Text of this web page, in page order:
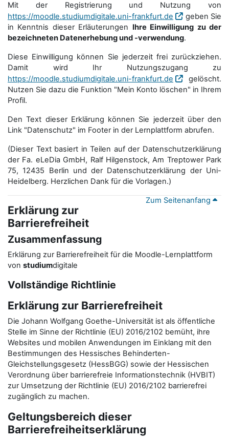
Mit der Registrierung und Nutzung von
https://moodle.studiumdigitale.uni-frankfurt.de
geben Sie
in Kenntnis dieser Erläuterungen Ihre Einwilligung zu der
bezeichneten Datenerhebung und -verwendung.
Diese Einwilligung können Sie jederzeit frei zurückziehen.
Damit wird Ihr Nutzungszugang zu
https://moodle.studiumdigitale.uni-frankfurt.de
gelöscht.
Nutzen Sie dazu die Funktion "Mein Konto löschen" in Ihrem
Profil.
Den Text dieser Erklärung können Sie jederzeit über den
Link "Datenschutz" im Footer in der Lernplattform abrufen.
(Dieser Text basiert in Teilen auf der Datenschutzerklärung
der Fa. eLeDia GmbH, Ralf Hilgenstock, Am Treptower Park
75, 12435 Berlin und der Datenschutzerklärung der Uni-
Heidelberg. Herzlichen Dank für die Vorlagen.)
Zum Seitenanfang
Erklärung zur
Barrierefreiheit
Zusammenfassung
Erklärung zur Barrierefreiheit für die Moodle-Lernplattform
von studiumdigitale
Vollständige Richtlinie
Erklärung zur Barrierefreiheit
Die Johann Wolfgang Goethe-Universität ist als öffentliche
Stelle im Sinne der Richtlinie (EU) 2016/2102 bemüht, ihre
Websites und mobilen Anwendungen im Einklang mit den
Bestimmungen des Hessisches Behinderten-
Gleichstellungsgesetz (HessBGG) sowie der Hessischen
Verordnung über barrierefreie Informationstechnik (HVBIT)
zur Umsetzung der Richtlinie (EU) 2016/2102 barrierefrei
zugänglich zu machen.
Geltungsbereich dieser
Barrierefreiheitserklärung